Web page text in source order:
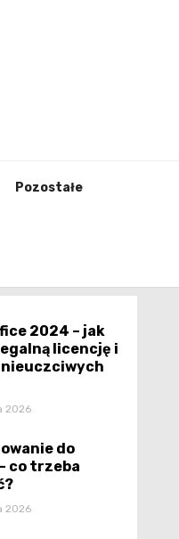
Pozostałe
2024 – jak
licencję i
2026
do
co trzeba
2026